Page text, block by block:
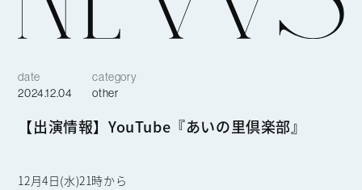
date
2024.12.04
category
other
【出演情報】YouTube『あいの里倶楽部』
12月4日(水)21時から